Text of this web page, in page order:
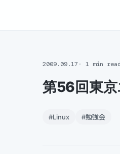
2009.09.17 1 min read
第56回東
#Linux #勉強会